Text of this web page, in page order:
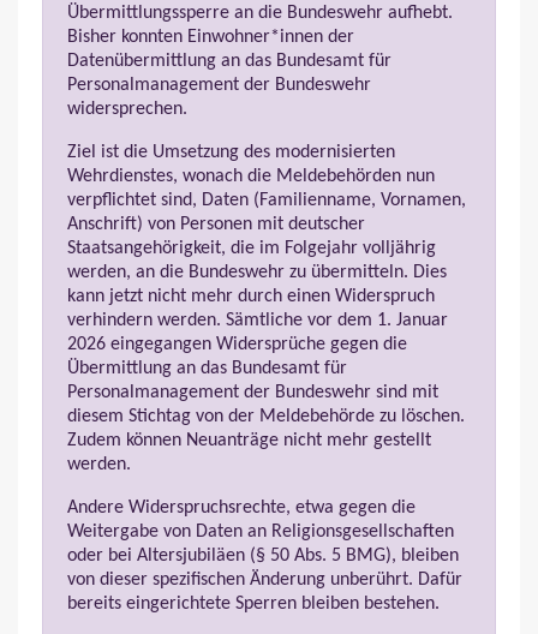
Übermittlungssperre an die Bundeswehr aufhebt.
Bisher konnten Einwohner*innen der
Datenübermittlung an das Bundesamt für
Personalmanagement der Bundeswehr
widersprechen.
Ziel ist die Umsetzung des modernisierten
Wehrdienstes, wonach die Meldebehörden nun
verpflichtet sind, Daten (Familienname, Vornamen,
Anschrift) von Personen mit deutscher
Staatsangehörigkeit, die im Folgejahr volljährig
werden, an die Bundeswehr zu übermitteln. Dies
kann jetzt nicht mehr durch einen Widerspruch
verhindern werden. Sämtliche vor dem 1. Januar
2026 eingegangen Widersprüche gegen die
Übermittlung an das Bundesamt für
Personalmanagement der Bundeswehr sind mit
diesem Stichtag von der Meldebehörde zu löschen.
Zudem können Neuanträge nicht mehr gestellt
werden.
Andere Widerspruchsrechte, etwa gegen die
Weitergabe von Daten an Religionsgesellschaften
oder bei Altersjubiläen (§ 50 Abs. 5 BMG), bleiben
von dieser spezifischen Änderung unberührt. Dafür
bereits eingerichtete Sperren bleiben bestehen.